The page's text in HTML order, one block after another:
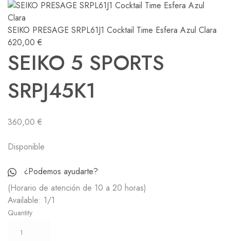
SEIKO PRESAGE SRPL61J1 Cocktail Time Esfera Azul Clara
620,00 €
SEIKO 5 SPORTS
SRPJ45K1
360,00 €
Disponible
¿Podemos ayudarte?
(Horario de atención de 10 a 20 horas)
Available: 1/1
Quantity